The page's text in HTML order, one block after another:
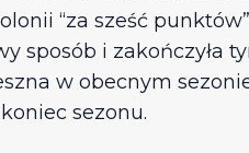
“za sześć
sposób i zakończyła
w obecnym
sezonu.